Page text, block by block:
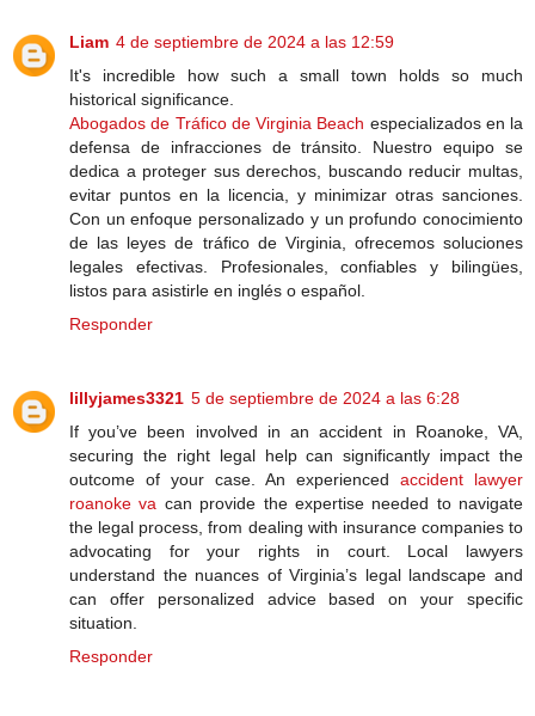
Liam 4 de septiembre de 2024 a las 12:59
It's incredible how such a small town holds so much
historical significance.
Abogados de Tráfico de Virginia Beach especializados en la
defensa de infracciones de tránsito. Nuestro equipo se
dedica a proteger sus derechos, buscando reducir multas,
evitar puntos en la licencia, y minimizar otras sanciones.
Con un enfoque personalizado y un profundo conocimiento
de las leyes de tráfico de Virginia, ofrecemos soluciones
legales efectivas. Profesionales, confiables y bilingües,
listos para asistirle en inglés o español.
Responder
lillyjames3321 5 de septiembre de 2024 a las 6:28
If you’ve been involved in an accident in Roanoke, VA,
securing the right legal help can significantly impact the
outcome of your case. An experienced accident lawyer
roanoke va can provide the expertise needed to navigate
the legal process, from dealing with insurance companies to
advocating for your rights in court. Local lawyers
understand the nuances of Virginia’s legal landscape and
can offer personalized advice based on your specific
situation.
Responder